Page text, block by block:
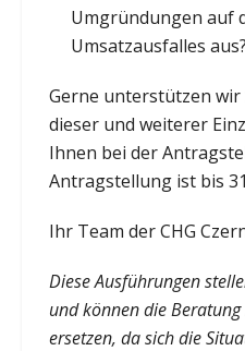
Umgründungen auf
Umsatzausfalles aus?
Gerne unterstützen
dieser und weiterer
Ihnen bei der
Antragstellung ist bis
Ihr Team der CHG
Diese Ausführungen
und können die
ersetzen, da sich die